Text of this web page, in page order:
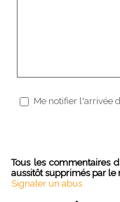
Me notifier l'arrivée
Tous les commentaires
aussitôt supprimés par le
Signaler un abus